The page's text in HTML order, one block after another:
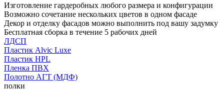
Изготовление гардеробных любого размера и конфигурации
Возможно сочетание нескольких цветов в одном фасаде
Декор и отделку фасадов можно выполнить под вашу задумку
Бесплатная сборка в течение 5 рабочих дней
ЛДСП
Пластик Alvic Luxe
Пластик HPL
Пленка ПВХ
Полотно АГТ (МДФ)
полки